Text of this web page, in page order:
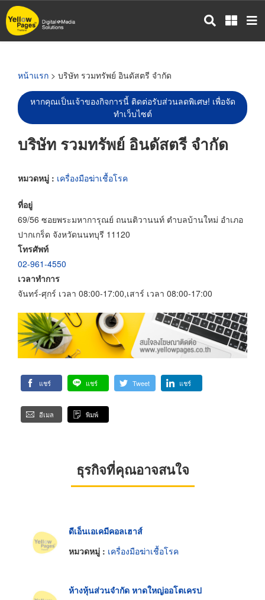
ข้าม
ไป
หน้าแรก > บริษัท รวมทรัพย์ อินดัสตรี จำกัด
หากคุณเป็นเจ้าของกิจการนี้ ติดต่อรับส่วนลดพิเศษ! เพื่อจัด
ทำเว็บไซต์
บริษัท รวมทรัพย์ อินดัสตรี จำกัด
หมวดหมู่ : เครื่องมือฆ่าเชื้อโรค
ที่อยู่
69/56 ซอยพระมหาการุณย์ ถนนติวานนท์ ตำบลบ้านใหม่ อำเภอ
ปากเกร็ด จังหวัดนนทบุรี 11120
โทรศัพท์
02-961-4550
เวลาทำการ
จันทร์-ศุกร์ เวลา 08:00-17:00,เสาร์ เวลา 08:00-17:00
แชร์ แชร์ Tweet แชร์
อีเมล พิมพ์
ธุรกิจที่คุณอาจสนใจ
ดีเอ็นเอเคมีคอลเฮาส์
หมวดหมู่ : เครื่องมือฆ่าเชื้อโรค
ห้างหุ้นส่วนจำกัด หาดใหญ่ออโตเครป